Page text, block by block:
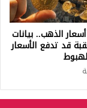
الذهب.. بيانات
قد تدفع الأسعار